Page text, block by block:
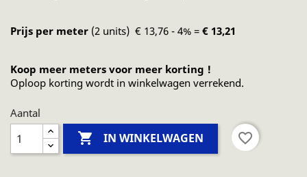
Prijs per meter (2 units) € 13,76 - 4% = € 13,21
Koop meer meters voor meer korting !
Oploop korting wordt in winkelwagen verrekend.
Aantal
 IN WINKELWAGEN favorite_border